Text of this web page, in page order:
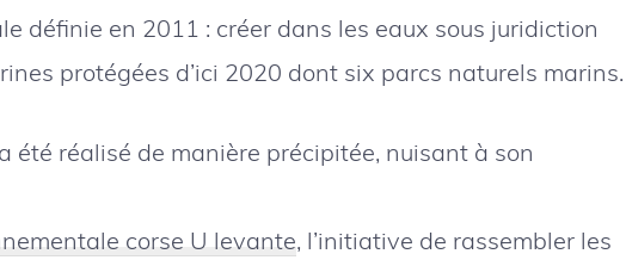
définie en 2011 : créer dans les eaux sous juridiction
protégées d’ici 2020 dont six parcs naturels marins.
été réalisé de manière précipitée, nuisant à son
corse U levante, l’initiative de rassembler les